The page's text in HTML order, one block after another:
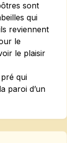
sont
qui
reviennent
le
le plaisir
qui
paroi d’un